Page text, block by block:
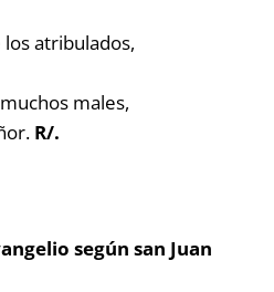
los atribulados,
males,
R/.
según san Juan